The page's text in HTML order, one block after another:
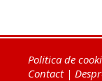
Politica de
Contact|